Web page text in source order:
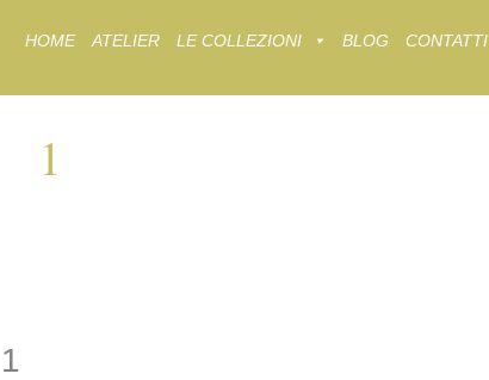
to
HOME ATELIER LE COLLEZIONI BLOG CONTATTI
1
1